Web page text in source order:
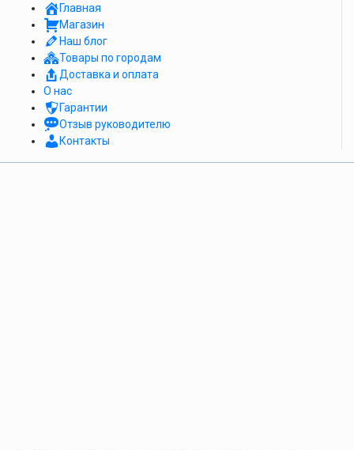
Главная
Магазин
Наш блог
Товары по городам
Доставка и оплата
О нас
Гарантии
Отзыв руководителю
Контакты